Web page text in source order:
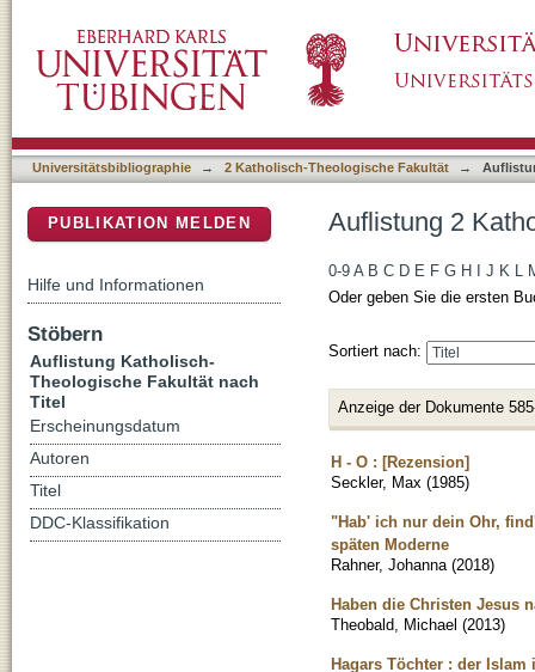
Universitätsbibliographie → 2 Katholisch-Theologische Fakultät →
Auflistung 2
0-9 A B C D E F G H J K L
Oder geben Sie die ersten
Sortiert nach:
Anzeige der Dokumente
H - O : [Rezension]
Seckler, Max (1985)
"Hab' ich nur dein Ohr,
späten Moderne
Rahner, Johanna (2018)
Haben die Christen Jesus
Theobald, Michael (2013)
Hagars Töchter : der Islam
PUBLIKATION MELDEN
Hilfe und Informationen
Stöbern
Auflistung Katholisch-
Theologische Fakultät nach
Titel
Erscheinungsdatum
Autoren
Titel
DDC-Klassifikation